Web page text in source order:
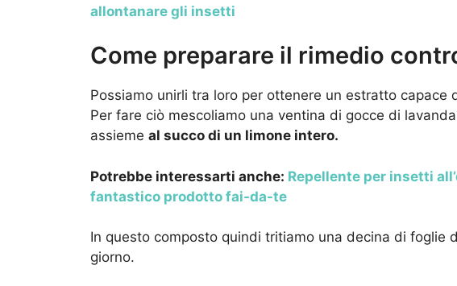
allontanare gli insetti
Come preparare il rimedio
Possiamo unirli tra loro per ottenere un estratto capace
Per fare ciò mescoliamo una ventina di gocce di
assieme al succo di un limone intero.
Potrebbe interessarti anche: Repellente per insetti
fantastico prodotto fai-da-te
In questo composto quindi tritiamo una decina di foglie
giorno.